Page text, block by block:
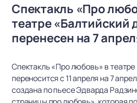
Спектакль «Про
театре «Балтийский
перенесен на 7
Спектакль «Про любовь» в
переносится с 11 апреля на 7
создана по пьесе Эдварда